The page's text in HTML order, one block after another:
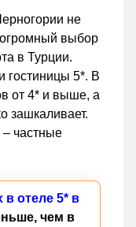
не
выбор
в Турции.
гостиницы 5*. В
от 4* и выше, а
зашкаливает.
частные
в отеле 5* в
чем в